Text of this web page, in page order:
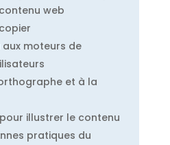
web
moteurs de
et à la
illustrer le contenu
pratiques du